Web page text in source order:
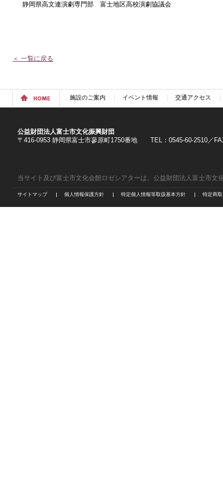
静岡県高文連演劇専門部 富士地区高校演劇協議会
＜ 一覧に戻る
施設のご案内 イベント情報 交通アクセス
公益財団法人富士市文化振興財団
〒416-0953 静岡県富士市蓼原町1750番地 TEL：0545-60-2510／
当サイト及び富士市文化会館ロゼシアターは、公益財団法人富士市文
サイトマップ 個人情報保護方針 特定個人情報等取扱基本方針 特定商